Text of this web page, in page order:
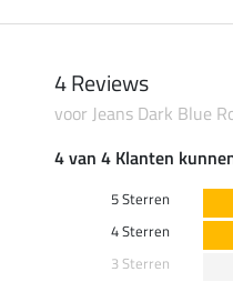
4 Reviews
voor Jeans Dark Blue
4 van 4 Klanten
5 Sterren
4 Sterren
3 Sterren